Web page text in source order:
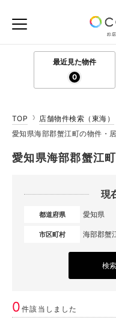
最近見た物件
0
TOP
店舗物件検索（東海）
愛知県海部郡蟹江町の物件・
愛知県海部郡蟹江
現
都道府県 愛知県
市区町村 海部郡蟹
検
0件該当しました